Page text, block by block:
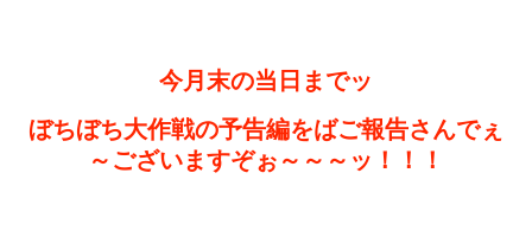
今月末の当日までッ
ぼちぼち大作戦の予告編をばご報告さんでぇ
～ございますぞぉ～～～ッ！！！